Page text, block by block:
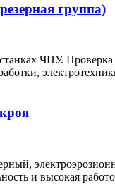
группа)
ЧПУ.
и высокая